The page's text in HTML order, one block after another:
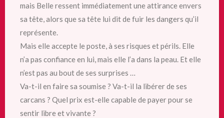
mais Belle ressent immédiatement une attirance envers
sa tête, alors que sa tête lui dit de fuir les dangers qu’il
représente.
Mais elle accepte le poste, à ses risques et périls. Elle
n’a pas confiance en lui, mais elle l’a dans la peau. Et elle
n’est pas au bout de ses surprises …
Va-t-il en faire sa soumise ? Va-t-il la libérer de ses
carcans ? Quel prix est-elle capable de payer pour se
sentir libre et vivante ?